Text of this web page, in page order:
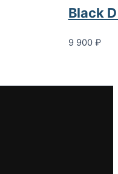
Black D
9 900 ₽